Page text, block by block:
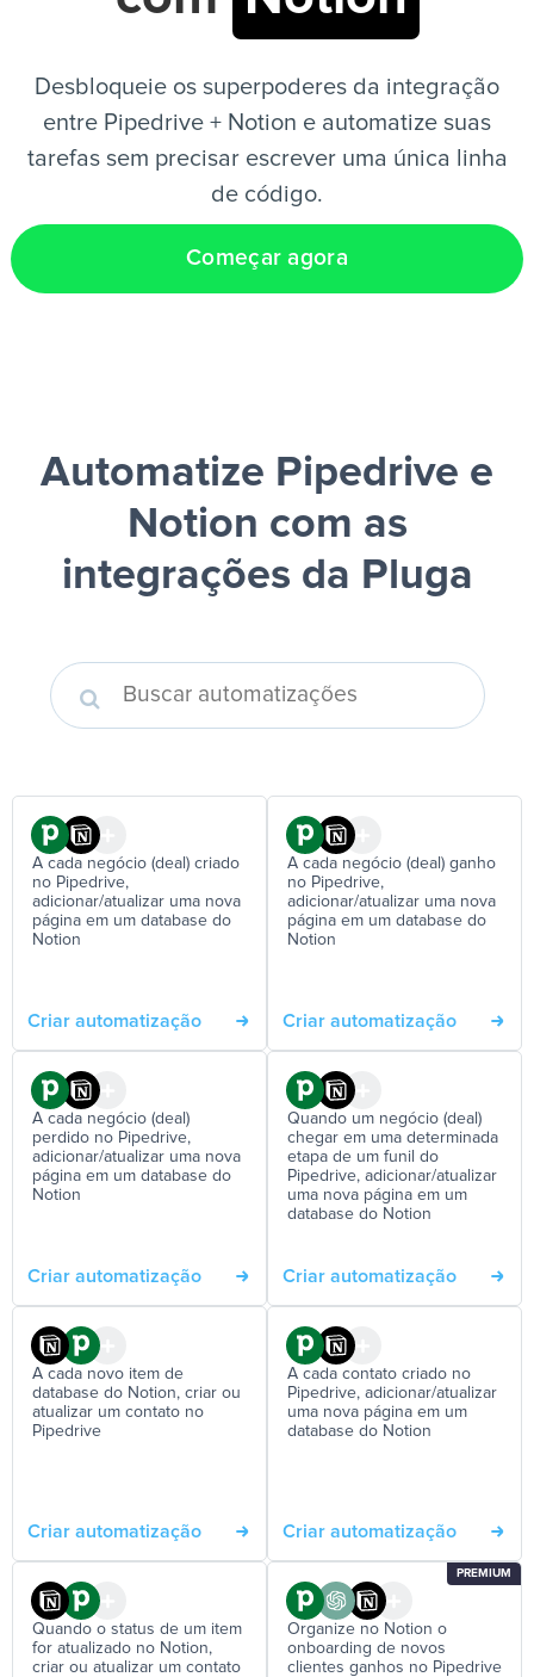
Desbloqueie os superpoderes da integração
entre Pipedrive + Notion e automatize suas
tarefas sem precisar escrever uma única linha
de código.
Começar agora
Automatize Pipedrive e
Notion com as
integrações da Pluga
A cada negócio (deal) criado
no Pipedrive,
adicionar/atualizar uma nova
página em um database do
Notion
Criar automatização
A cada negócio (deal) ganho
no Pipedrive,
adicionar/atualizar uma nova
página em um database do
Notion
Criar automatização
A cada negócio (deal)
perdido no Pipedrive,
adicionar/atualizar uma nova
página em um database do
Notion
Criar automatização
Quando um negócio (deal)
chegar em uma determinada
etapa de um funil do
Pipedrive, adicionar/atualizar
uma nova página em um
database do Notion
Criar automatização
A cada novo item de
database do Notion, criar ou
atualizar um contato no
Pipedrive
Criar automatização
A cada contato criado no
Pipedrive, adicionar/atualizar
uma nova página em um
database do Notion
Criar automatização
Quando o status de um item
for atualizado no Notion,
criar ou atualizar um contato
PREMIUM
Organize no Notion o
onboarding de novos
clientes ganhos no Pipedrive